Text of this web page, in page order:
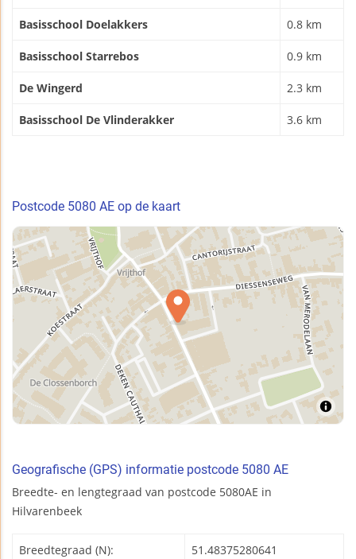
Basisschool Doelakkers 0.8 km
Basisschool Starrebos 0.9 km
De Wingerd 2.3 km
Basisschool De Vlinderakker 3.6 km
Postcode 5080 AE op de kaart
Geografische (GPS) informatie postcode 5080 AE
Breedte- en lengtegraad van postcode 5080AE in
Hilvarenbeek
Breedtegraad (N): 51.48375280641